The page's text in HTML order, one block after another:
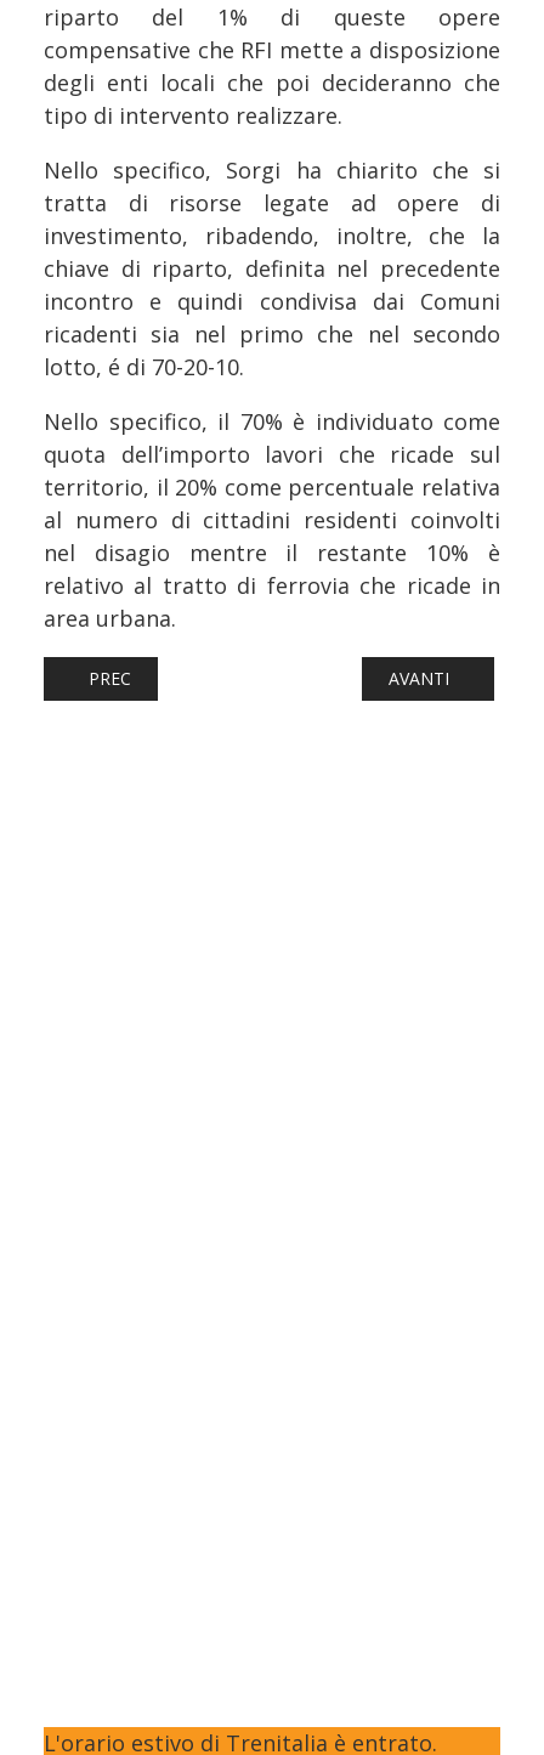
riparto del 1% di queste opere
compensative che RFI mette a disposizione
degli enti locali che poi decideranno che
tipo di intervento realizzare.
Nello specifico, Sorgi ha chiarito che si
tratta di risorse legate ad opere di
investimento, ribadendo, inoltre, che la
chiave di riparto, definita nel precedente
incontro e quindi condivisa dai Comuni
ricadenti sia nel primo che nel secondo
lotto, é di 70-20-10.
Nello specifico, il 70% è individuato come
quota dell’importo lavori che ricade sul
territorio, il 20% come percentuale relativa
al numero di cittadini residenti coinvolti
nel disagio mentre il restante 10% è
relativo al tratto di ferrovia che ricade in
area urbana.
ARTICOLO PRECEDENTE: FERROVIE: STAZIONE DI SIENA
PREC ARTICOLO
AVANTI
L'orario estivo di Trenitalia è entrato.